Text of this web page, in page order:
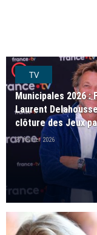
player2TV
Municipales 2026
Laurent
clôture des Jeux
27 février 2026